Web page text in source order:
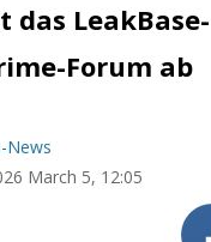
das LeakBase-
Forum ab
News
March 5, 12:05